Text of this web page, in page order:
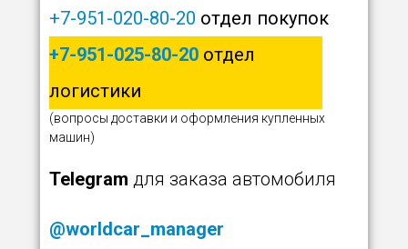
+7-951-020-80-20 отдел покупок
+7-951-025-80-20 отдел
логистики
(вопросы доставки и оформления купленных
машин)
Telegram для заказа автомобиля
@worldcar_manager